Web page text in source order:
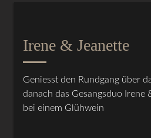
Irene & Jeanette
Geniesst den Rundgang über
danach das Gesangsduo Irene
bei einem Glühwein